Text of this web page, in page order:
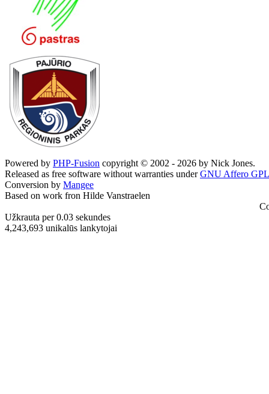
Powered by PHP-Fusion copyright © 2002 - 2026 by Nick Jones.
Released as free software without warranties underGNU Affero GPL
Conversion by Mangee
Based on work fron Hilde Vanstraelen
Užkrauta per 0.03 sekundes
4,243,693 unikalūs lankytojai